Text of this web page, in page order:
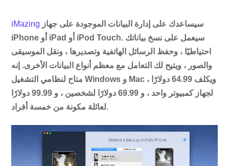
iMazing
iPhone أو iPad أو iPod Touch. سيعمل على نسخ بياناتك
احتياطيًا ، وحفظ الرسائل الهاتفية وتصديرها ، ونقل الموسيقى
والصور ، ويتيح لك التعامل مع معظم أنواع البيانات الأخرى. إنه
متاح لنظامي التشغيل Windows و Mac ، ويكلف 64.99 دولارًا
لجهاز كمبيوتر واحد ، و 69.99 دولارًا لشخصين ، و 99.99 دولارًا
لعائلة مكونة من خمسة أفراد.